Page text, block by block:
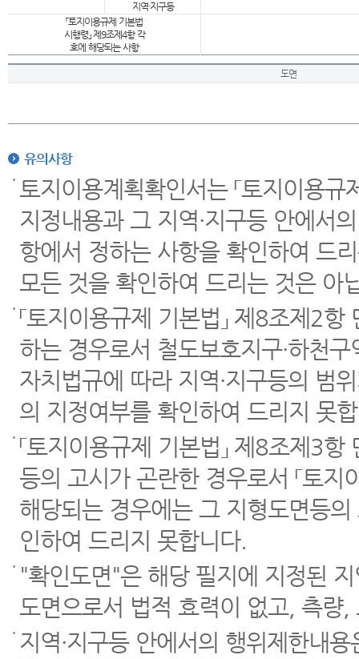
지역·지구등
「토지이용규제 기본법
시행령」 제9조제4항 각
호에 해당되는 사항
도면
유의사항
토지이용계획확인서는 「토지이용
지정내용과 그 지역·지구등 안에서
항에서 정하는 사항을 확인하여 드
모든 것을 확인하여 드리는 것은 아
「토지이용규제 기본법」 제8조제2
하는 경우로서 철도보호지구·하천
자치법규에 따라 지역·지구등의 범
의 지정여부를 확인하여 드리지 못
「토지이용규제 기본법」 제8조제3
등의 고시가 곤란한 경우로서 「토
해당되는 경우에는 그 지형도면등
인하여 드리지 못합니다.
"확인도면"은 해당 필지에 지정된
도면으로서 법적 효력이 없고, 측량
지역·지구등 안에서의 행위제한내